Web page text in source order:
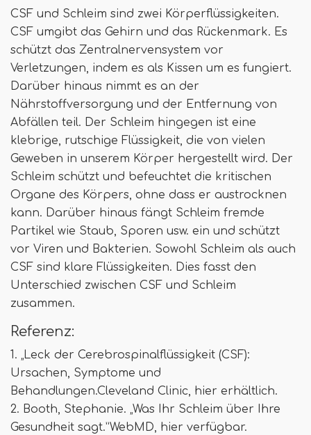
CSF und Schleim sind zwei Körperflüssigkeiten.
CSF umgibt das Gehirn und das Rückenmark. Es
schützt das Zentralnervensystem vor
Verletzungen, indem es als Kissen um es fungiert.
Darüber hinaus nimmt es an der
Nährstoffversorgung und der Entfernung von
Abfällen teil. Der Schleim hingegen ist eine
klebrige, rutschige Flüssigkeit, die von vielen
Geweben in unserem Körper hergestellt wird. Der
Schleim schützt und befeuchtet die kritischen
Organe des Körpers, ohne dass er austrocknen
kann. Darüber hinaus fängt Schleim fremde
Partikel wie Staub, Sporen usw. ein und schützt
vor Viren und Bakterien. Sowohl Schleim als auch
CSF sind klare Flüssigkeiten. Dies fasst den
Unterschied zwischen CSF und Schleim
zusammen.
Referenz:
1. „Leck der Cerebrospinalflüssigkeit (CSF):
Ursachen, Symptome und
Behandlungen.Cleveland Clinic, hier erhältlich.
2. Booth, Stephanie. „Was Ihr Schleim über Ihre
Gesundheit sagt.”WebMD, hier verfügbar.